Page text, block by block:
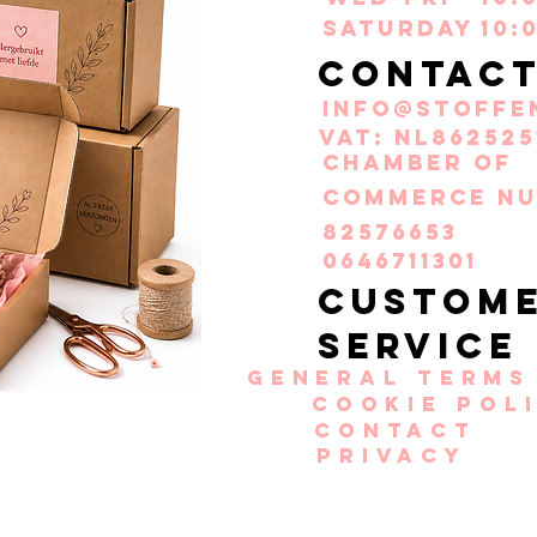
Saturday
VAT:
Chamber of
Commerce
82576653
0646711301
service
General
Cookie
Privacy
Contact